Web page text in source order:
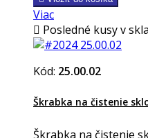
Viac
 Posledné kusy v
Kód: 25.00.02
Škrabka na čistenie
Škrabka na čistenie